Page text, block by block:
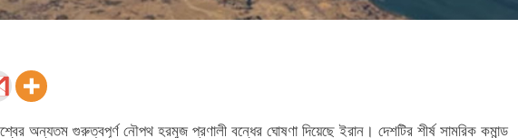
অন্যতম গুরুত্বপূর্ণ নৌপথ হরমুজ প্রণালী বন্ধের ঘোষণা দিয়েছে ইরান। দেশটির শীর্ষ সামরিক কমান্ড